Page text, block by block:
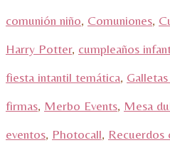
comunión niño, Comuniones,
Harry Potter, cumpleaños
fiesta intantil temática,
firmas, Merbo Events, Mesa
eventos, Photocall, Recuerdos